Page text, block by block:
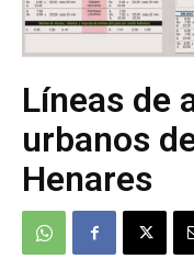
Líneas de
urbanos
Henares